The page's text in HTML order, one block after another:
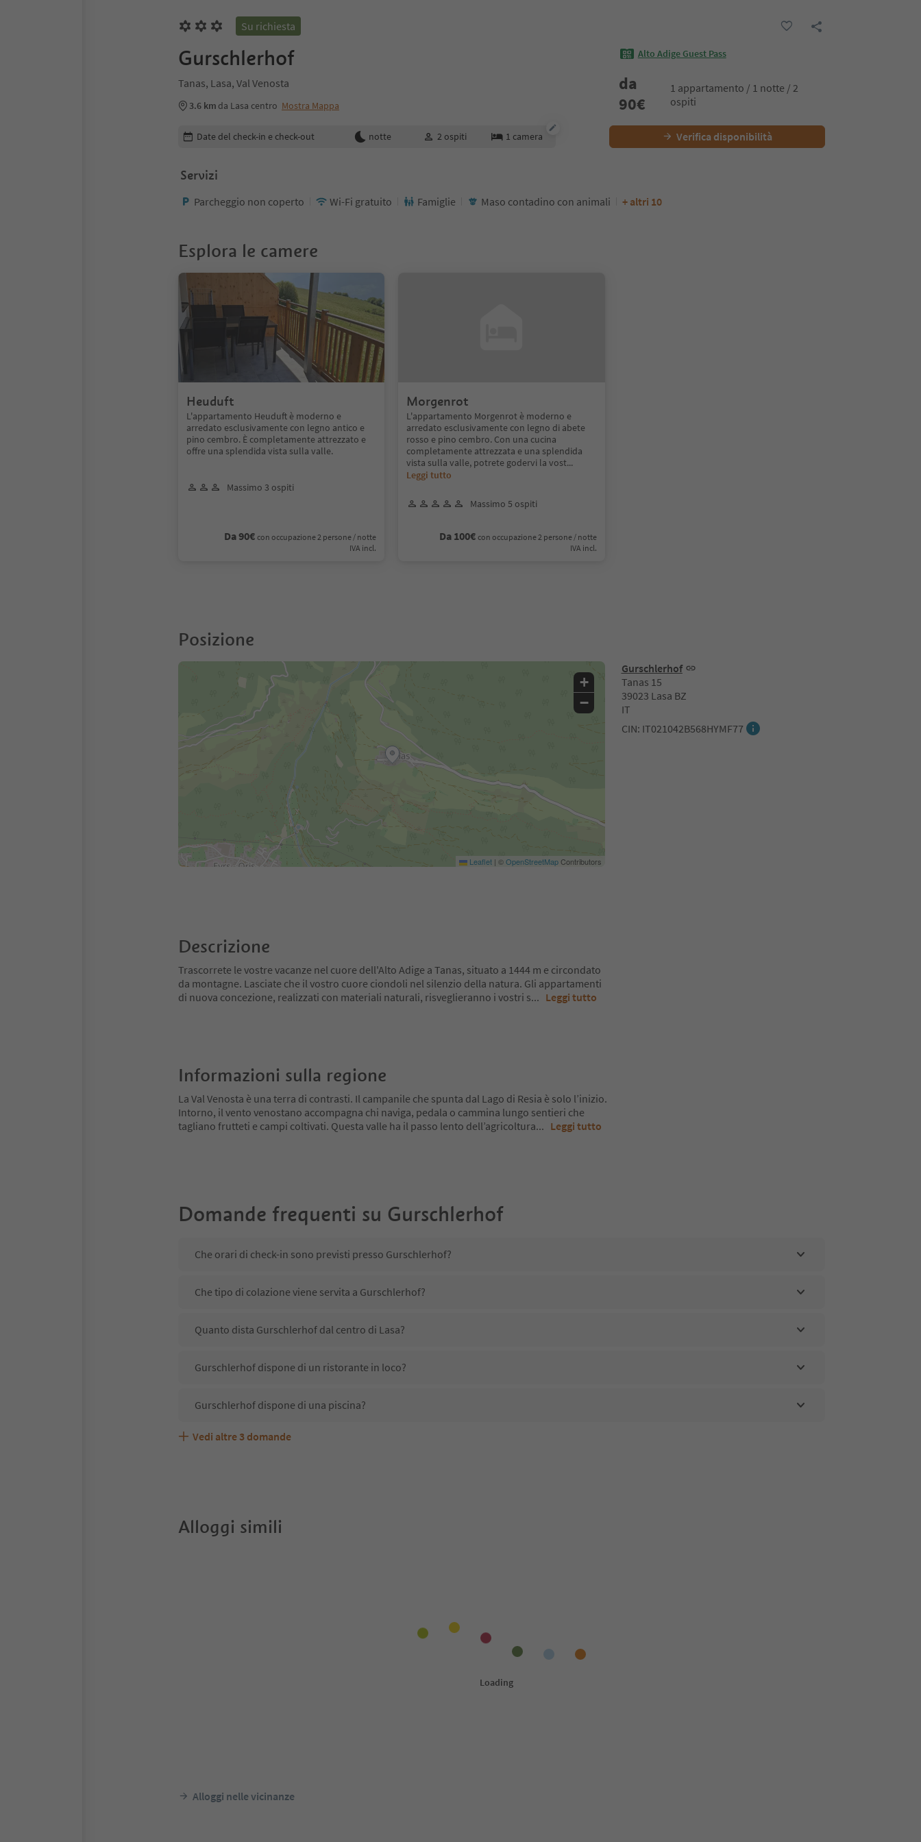
Su richiesta
Gurschlerhof
Tanas, Lasa, Val Venosta
3.6 km da Lasa centro Mostra Mappa
Alto Adige Guest Pass
da
90€
1 appartamento / 1 notte / 2
ospiti
Modifica i dettagli della prenotazione
Date del check-in e check-out notte 2 ospiti 1 camera Verifica disponibilità
Servizi
Parcheggio non coperto Wi-Fi gratuito Famiglie Maso contadino con animali + altri 10
Esplora le camere
Heuduft
L'appartamento Heuduft è moderno e
arredato esclusivamente con legno antico e
pino cembro. È completamente attrezzato e
offre una splendida vista sulla valle.
Massimo 3 ospiti
Da 90€ con occupazione 2 persone / notte
IVA incl.
Morgenrot
L'appartamento Morgenrot è moderno e
arredato esclusivamente con legno di abete
rosso e pino cembro. Con una cucina
completamente attrezzata e una splendida
vista sulla valle, potrete godervi la vost...
Leggi tutto
Massimo 5 ospiti
Da 100€ con occupazione 2 persone / notte
IVA incl.
Posizione
Gurschlerhof
Tanas 15
39023 Lasa BZ
IT
CIN: IT021042B568HYMF77
+
−
Leaflet | ©OpenStreetMapContributors
Descrizione
Trascorrete le vostre vacanze nel cuore dell'Alto Adige a Tanas, situato a 1444 m e circondato
da montagne. Lasciate che il vostro cuore ciondoli nel silenzio della natura. Gli appartamenti
di nuova concezione, realizzati con materiali naturali, risveglieranno i vostri s... Leggi tutto
Informazioni sulla regione
La Val Venosta è una terra di contrasti. Il campanile che spunta dal Lago di Resia è solo l’inizio.
Intorno, il vento venostano accompagna chi naviga, pedala o cammina lungo sentieri che
tagliano frutteti e campi coltivati. Questa valle ha il passo lento dell’agricoltura... Leggi tutto
Domande frequenti su Gurschlerhof
Che orari di check-in sono previsti presso Gurschlerhof?
Che tipo di colazione viene servita a Gurschlerhof?
Quanto dista Gurschlerhof dal centro di Lasa?
Gurschlerhof dispone di un ristorante in loco?
Gurschlerhof dispone di una piscina?
Gurschlerhof accetta animali domestici?
Quali servizi/attività sono disponibili presso Gurschlerhof?
Gli ospiti di Gurschlerhof ricevono l'Alto Adige Guest Pass?
Vedi altre 3 domande
Alloggi simili
Alloggi nelle vicinanze